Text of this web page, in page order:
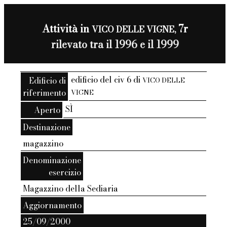
Attività inVICO DELLE VIGNE,7r
rilevato tra il 1996 e il 1999
Edificio di
riferimento
edificio del civ 6 diVICO DELLE
VIGNE
Aperto SÌ
Destinazione
magazzino
Denominazione
esercizio
Magazzino della Sediaria
Aggiornamento
25/09/2000